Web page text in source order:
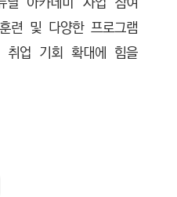
련 및 다양한 프로그램
취업 기회 확대에 힘을